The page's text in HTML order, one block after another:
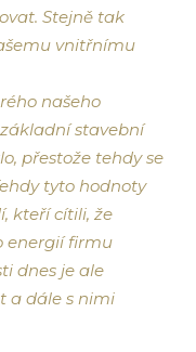
Stejně tak
vnitřnímu
našeho
stavební
přestože tehdy se
tyto hodnoty
kteří cítili, že
energií firmu
dnes je ale
a dále s nimi